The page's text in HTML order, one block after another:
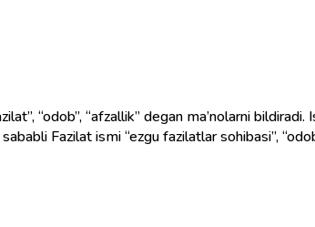
Fazilat ismi “ezgu fazilatlar sohibasi”,